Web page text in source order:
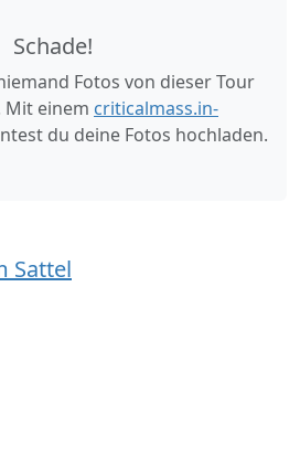
Schade!
Fotos von dieser Tour
Mit einem criticalmass.in-
du deine Fotos hochladen.
Sattel